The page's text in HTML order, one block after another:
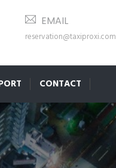
EMAIL
reservation@taxiproxi.com
CONTACT